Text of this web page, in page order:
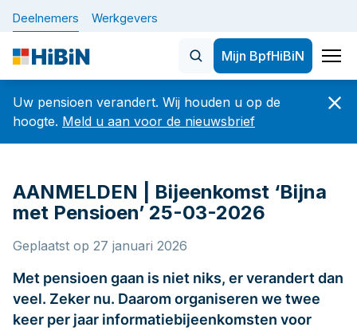
Deelnemers Werkgevers
Mijn BpfHiBiN
Nieuws
De nieuwe pensioenregeling
Plan uw pensioen
Hoeveel en wanneer
Verandering in werk of privé
Uw gegevens
BELANGRIJK: let op veranderingen in uw
dienstverband vóór of op 1 oktober 2026
Nieuwsbrief
Uw pensioen verandert. Wij houden u op de
hoogte. Meld u aan voor de nieuwsbrief
AANMELDEN | Bijeenkomst ‘Bijna
met Pensioen’ 25-03-2026
Geplaatst op 27 januari 2026
Met pensioen gaan is niet niks, er verandert dan
veel. Zeker nu. Daarom organiseren we twee
keer per jaar informatiebijeenkomsten voor